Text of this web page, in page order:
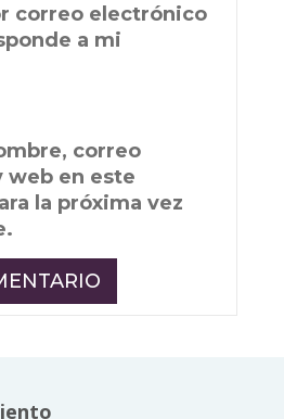
correo electrónico
a mi
correo
web en este
la próxima vez